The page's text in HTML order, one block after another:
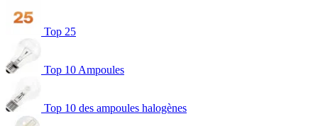
Top 25
Top 10 Ampoules
Top 10 des ampoules halogènes